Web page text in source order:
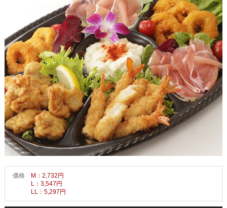
価格
M：2,732円
L：3,547円
LL：5,297円